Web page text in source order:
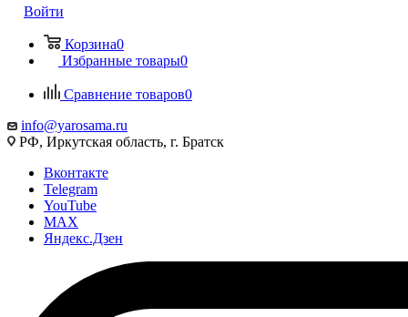
Войти
Корзина0
Избранные товары0
Сравнение товаров0
info@yarosama.ru
РФ, Иркутская область, г. Братск
Вконтакте
Telegram
YouTube
MAX
Яндекс.Дзен